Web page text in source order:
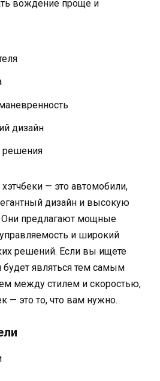
вождение проще и
дизайн
решения
— это автомобили,
дизайн и высокую
Они предлагают мощные
и широкий
решений. Если вы ищете
являться тем самым
между стилем и скоростью,
— это то, что вам нужно.